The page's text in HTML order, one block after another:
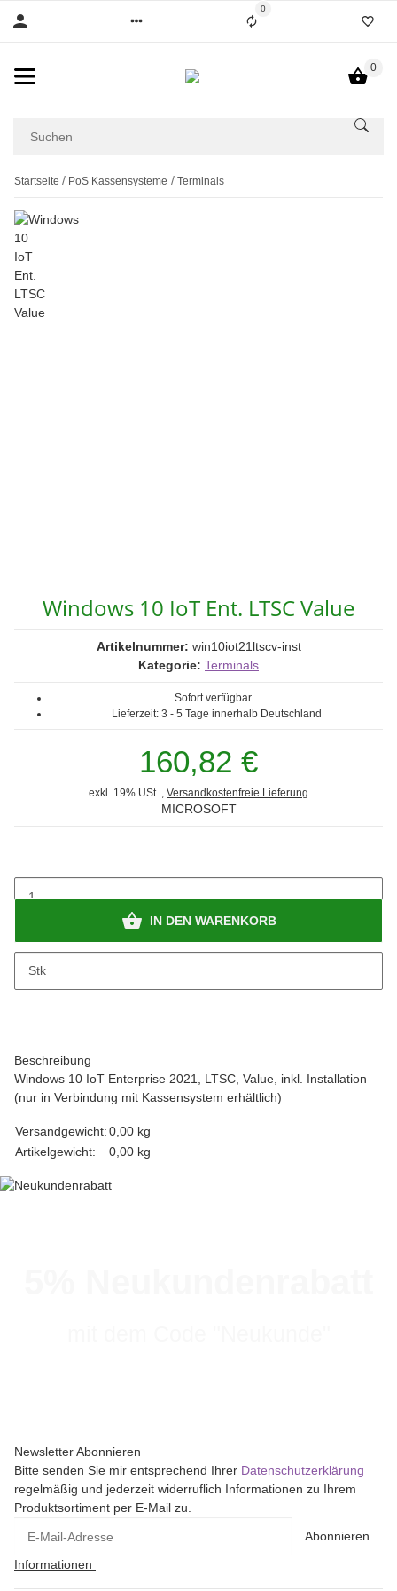
0
0
Startseite PoS Kassensysteme Terminals
Windows 10 IoT Ent. LTSC Value
Artikelnummer: win10iot21ltscv-inst
Kategorie: Terminals
Sofort verfügbar
Lieferzeit: 3 - 5 Tage innerhalb Deutschland
160,82 €
exkl. 19% USt. , Versandkostenfreie Lieferung
MICROSOFT
Stk
IN DEN WARENKORB
Bitte beachten Sie das Abnahmeintervall von 1 Stk.
Beschreibung
Windows 10 IoT Enterprise 2021, LTSC, Value, inkl. Installation
(nur in Verbindung mit Kassensystem erhältlich)
Versandgewicht:0,00 kg
Artikelgewicht:
0,00 kg
Newsletter Abonnieren
Bitte senden Sie mir entsprechend Ihrer Datenschutzerklärung
regelmäßig und jederzeit widerruflich Informationen zu Ihrem
Produktsortiment per E-Mail zu.
Abonnieren
Informationen